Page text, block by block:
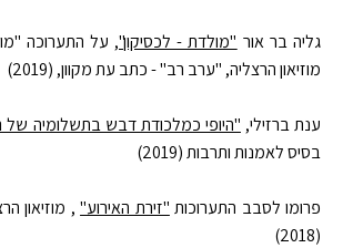
גליה בר אור "מולדת - לכסיקון", על התערוכה
מוזיאון הרצליה, "ערב רב" - כתב עת מקוון, (2019)
ענת ברזילי, "היופי כמלכודת דבש בתשלומיה של
בסיס לאמנות ותרבות (2019)
פרומו לסבב התערוכות "זירת האירוע", מוזיאון
(2018)